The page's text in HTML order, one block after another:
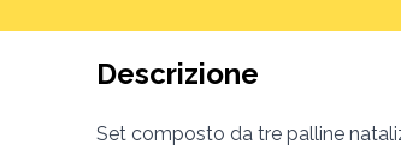
Descrizione
Set composto da tre palline